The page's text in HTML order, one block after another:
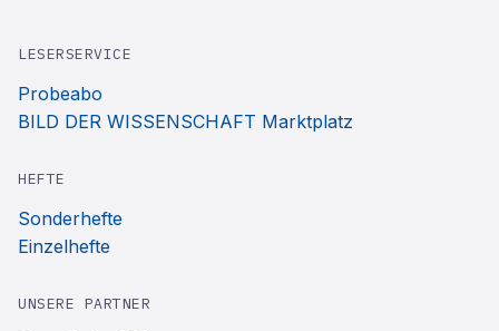
LESERSERVICE
Probeabo
BILD DER WISSENSCHAFT Marktplatz
HEFTE
Sonderhefte
Einzelhefte
UNSERE PARTNER